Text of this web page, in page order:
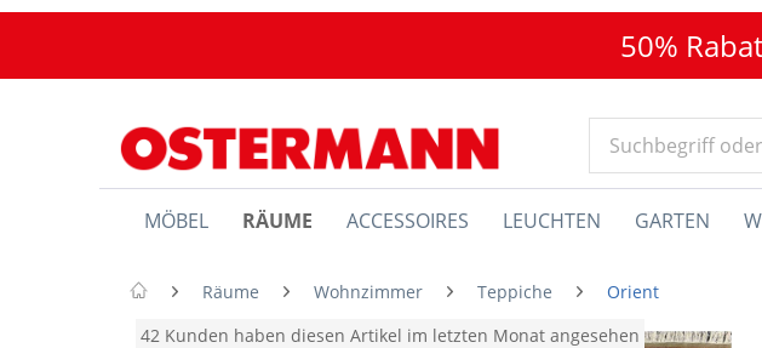
50%
MÖBEL RÄUME ACCESSOIRES LEUCHTEN GARTEN
Räume Wohnzimmer Teppiche
Orient
42 Kunden haben diesen Artikel im letzten Monat angesehen